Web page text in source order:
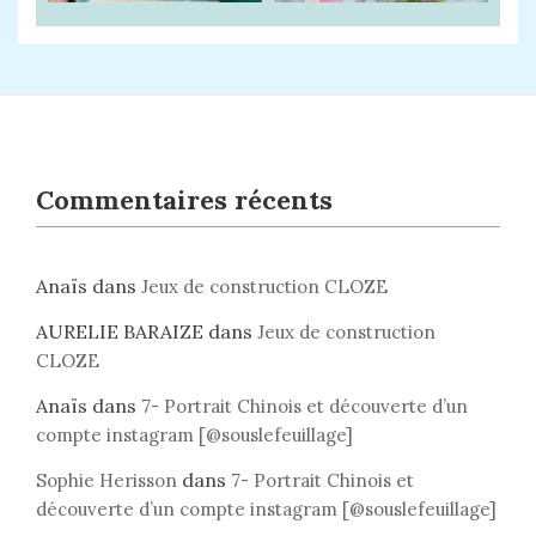
Commentaires récents
Anaïs dans Jeux de construction CLOZE
AURELIE BARAIZE dans Jeux de construction
CLOZE
Anaïs dans 7- Portrait Chinois et découverte d’un
compte instagram [@souslefeuillage]
Sophie Herisson dans 7- Portrait Chinois et
découverte d’un compte instagram [@souslefeuillage]